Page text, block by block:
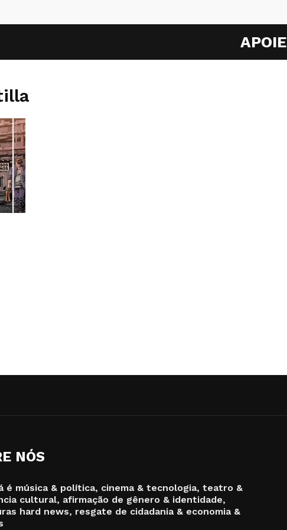
APOIE
NÓS
é música & política, cinema & tecnologia, teatro &
cultural, afirmação de gênero & identidade,
hard news, resgate de cidadania & economia &